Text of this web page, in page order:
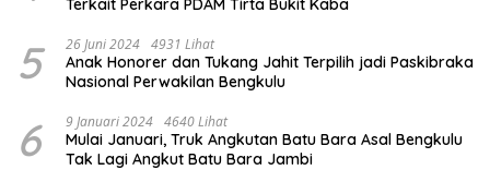
Terkait Perkara PDAM Tirta Bukit Kaba
5 26 Juni 2024 4931 Lihat
Anak Honorer dan Tukang Jahit Terpilih jadi Paskibraka
Nasional Perwakilan Bengkulu
6 9 Januari 2024 4640 Lihat
Mulai Januari, Truk Angkutan Batu Bara Asal Bengkulu
Tak Lagi Angkut Batu Bara Jambi